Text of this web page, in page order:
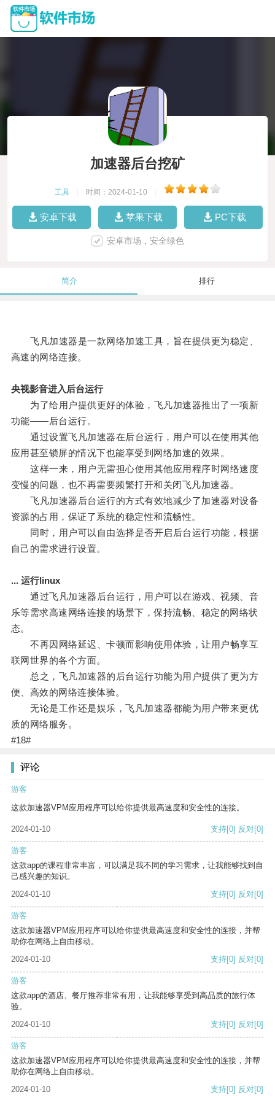
加速器后台挖矿
工具 时间：2024-01-10
安卓下载 苹果下载 PC下载
安卓市场，安全绿色
简介 排行
飞凡加速器是一款网络加速工具，旨在提供更为稳定、
高速的网络连接。
央视影音进入后台运行
为了给用户提供更好的体验，飞凡加速器推出了一项新
功能——后台运行。
通过设置飞凡加速器在后台运行，用户可以在使用其他
应用甚至锁屏的情况下也能享受到网络加速的效果。
这样一来，用户无需担心使用其他应用程序时网络速度
变慢的问题，也不再需要频繁打开和关闭飞凡加速器。
飞凡加速器后台运行的方式有效地减少了加速器对设备
资源的占用，保证了系统的稳定性和流畅性。
同时，用户可以自由选择是否开启后台运行功能，根据
自己的需求进行设置。
... 运行linux
通过飞凡加速器后台运行，用户可以在游戏、视频、音
乐等需求高速网络连接的场景下，保持流畅、稳定的网络状
态。
不再因网络延迟、卡顿而影响使用体验，让用户畅享互
联网世界的各个方面。
总之，飞凡加速器的后台运行功能为用户提供了更为方
便、高效的网络连接体验。
无论是工作还是娱乐，飞凡加速器都能为用户带来更优
质的网络服务。
#18#
评论
游客
这款加速器VPM应用程序可以给你提供最高速度和安全性的连接。
2024-01-10 支持[0] 反对[0]
游客
这款app的课程非常丰富，可以满足我不同的学习需求，让我能够找到自
己感兴趣的知识。
2024-01-10
支持[0] 反对[0]
游客
这款加速器VPM应用程序可以给你提供最高速度和安全性的连接，并帮
助你在网络上自由移动。
2024-01-10
支持[0] 反对[0]
游客
这款app的酒店、餐厅推荐非常有用，让我能够享受到高品质的旅行体
验。
2024-01-10
支持[0] 反对[0]
游客
这款加速器VPM应用程序可以给你提供最高速度和安全性的连接，并帮
助你在网络上自由移动。
2024-01-10
支持[0] 反对[0]